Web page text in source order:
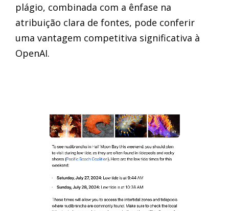
plágio, combinada com a ênfase na
atribuição clara de fontes, pode conferir
uma vantagem competitiva significativa à
OpenAI.